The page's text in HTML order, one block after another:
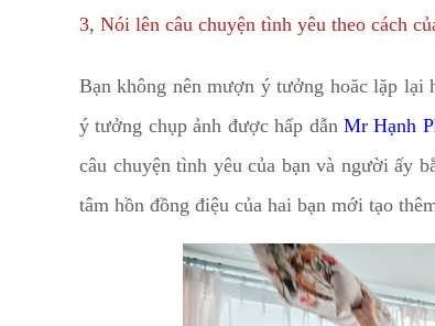
3, Nói lên câu chuyện tình yêu theo cách
Bạn không nên mượn ý tưởng hoăc lặp lại
ý tưởng chụp ảnh được hấp dẫn Mr Hạnh
câu chuyện tình yêu của bạn và người ấy
tâm hồn đồng điệu của hai bạn mới tạo